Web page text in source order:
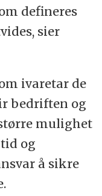
defineres
sier
ivaretar de
bedriften og
mulighet
og
å sikre